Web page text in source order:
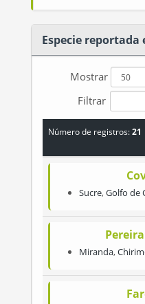
Especie reportada
Mostrar
Filtrar
Número de registros:21
Sucre,Golfo de
Pereira
Miranda,